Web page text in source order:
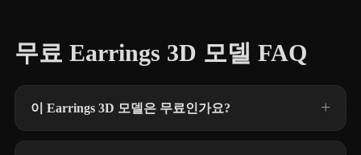
무료 Earrings 3D 모델 FAQ
이 Earrings 3D 모델은 무료인가요?